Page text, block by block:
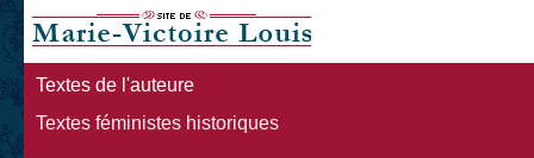
Textes de l'auteure
Textes féministes historiques